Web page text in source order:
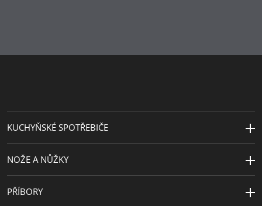
Návrhář WMF Atelier (Peter Bäurle)
KUCHYŇSKÉ SPOTŘEBIČE
NOŽE A NŮŽKY
PŘÍBORY